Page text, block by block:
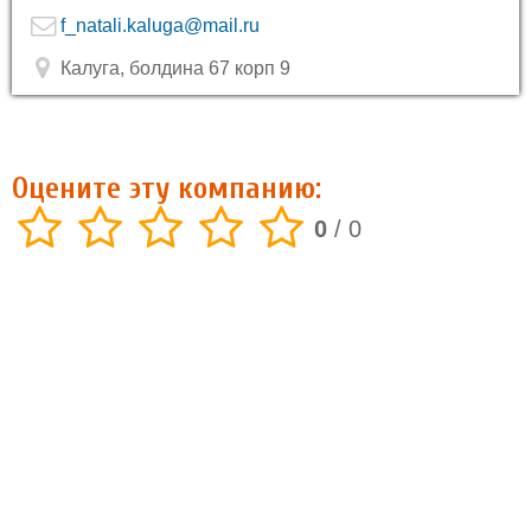
f_natali.kaluga@mail.ru
Калуга, болдина 67 корп 9
Оцените эту компанию:
0 / 0